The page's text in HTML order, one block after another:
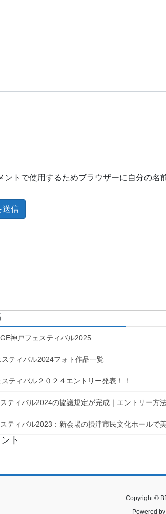
ントで使用するためブラウザーに自分の名
神戸フェスティバル2025
ティバル2024フォト作品一覧
ティバル２０２４エントリー発表！！
ティバル2024の協議規定が完成｜エントリー方
ティバル2023：新会場の摂津市民文化ホールで
ト
Copyright ©
Powered by